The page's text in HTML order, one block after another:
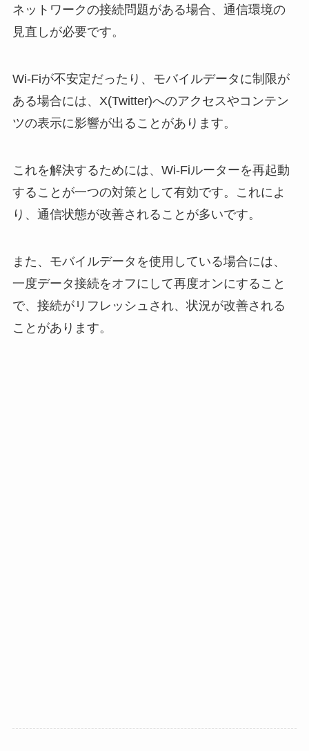
ネットワークの接続問題がある場合、通信環境の
見直しが必要です。
Wi-Fiが不安定だったり、モバイルデータに制限が
ある場合には、X(Twitter)へのアクセスやコンテン
ツの表示に影響が出ることがあります。
これを解決するためには、Wi-Fiルーターを再起動
することが一つの対策として有効です。これによ
り、通信状態が改善されることが多いです。
また、モバイルデータを使用している場合には、
一度データ接続をオフにして再度オンにすること
で、接続がリフレッシュされ、状況が改善される
ことがあります。